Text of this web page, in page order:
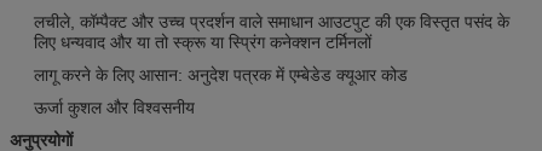
लचीले, कॉम्पैक्ट और उच्च प्रदर्शन वाले समाधान आउटपुट की एक विस्तृत पसंद के
लिए धन्यवाद और या तो स्क्रू या स्प्रिंग कनेक्शन टर्मिनलों
लागू करने के लिए आसान: अनुदेश पत्रक में एम्बेडेड क्यूआर कोड
ऊर्जा कुशल और विश्वसनीय
अनुप्रयोगों